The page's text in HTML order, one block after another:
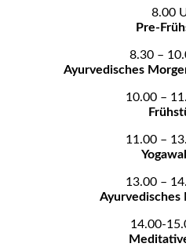
8.00
Pre-
8.30 –
Ayurvedisches
10.00 –
11.00 –
13.00 –
Ayurvedisches
14.00-